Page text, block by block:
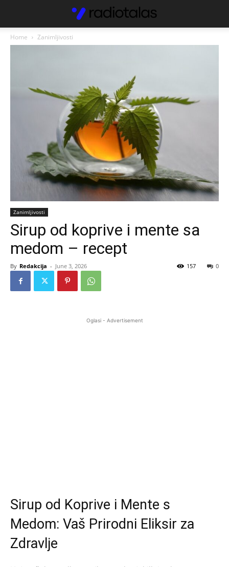
Home Zanimljivosti
Zanimljivosti
Sirup od koprive i mente sa
medom – recept
By Redakcija - June 3, 2026 0
157
Oglasi - Advertisement
Sirup od Koprive i Mente s
Medom: Vaš Prirodni Eliksir za
Zdravlje